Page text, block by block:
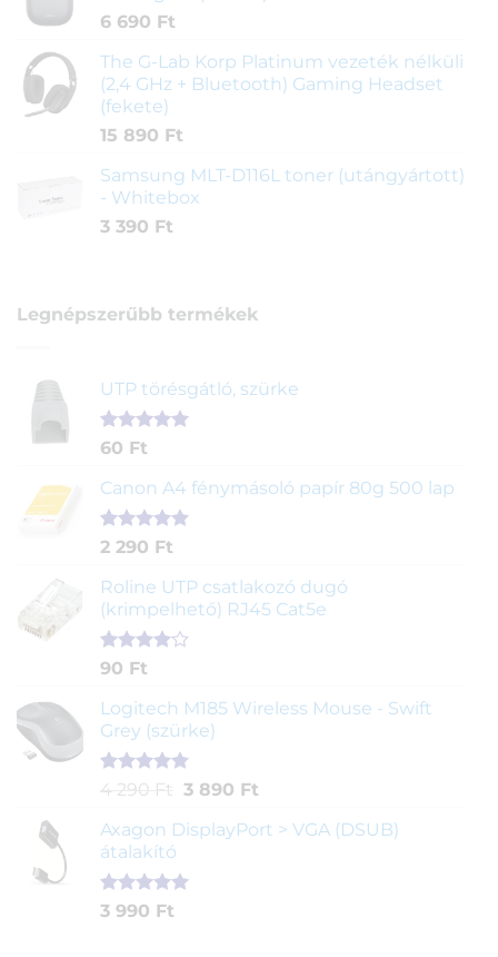
6 690 Ft
The G-Lab Korp Platinum vezeték nélküli
(2,4 GHz + Bluetooth) Gaming Headset
(fekete)
15 890 Ft
Samsung MLT-D116L toner (utángyártott)
- Whitebox
3 390 Ft
Legnépszerűbb termékek
UTP törésgátló, szürke
Értékelés
ből,
1
értékelés
alapján
60 Ft
Canon A4 fénymásoló papír 80g 500 lap
Értékelés
ből,
2
értékelés
alapján
2 290 Ft
Roline UTP csatlakozó dugó
(krimpelhető) RJ45 Cat5e
Értékelés
5-ből,
2
értékelés
alapján
90 Ft
Logitech M185 Wireless Mouse - Swift
Grey (szürke)
Értékelés
ből,
1
értékelés
alapján
4 290 Ft
Original
was:
290 Ft.
3 890 FtCurrent
is:
Axagon DisplayPort > VGA (DSUB)
átalakító
Értékelés
1
3 990 Ft